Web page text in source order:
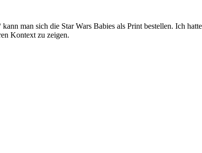
man sich die Star Wars Babies als Print bestellen. Ich
Kontext zu zeigen.